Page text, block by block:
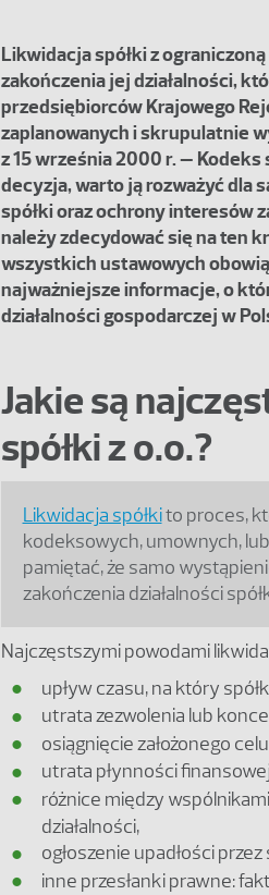
Likwidacja spółki z
zakończenia jej działalności,
przedsiębiorców Krajowego
zaplanowanych i skrupulatnie
z 15 września 2000 r. –
decyzja, warto ją rozważyć dla
spółki oraz ochrony interesów
należy zdecydować się na ten
wszystkich ustawowych
najważniejsze informacje, o
działalności gospodarczej w
Jakie są
spółki z o.o.?
Likwidacja spółkito proces,
kodeksowych, umownych,
pamiętać, że samo
zakończenia działalności
Najczęstszymi powodami
upływ czasu, na który
utrata zezwolenia lub
osiągnięcie założonego
utrata płynności
różnice między
działalności,
ogłoszenie upadłości
inne przesłanki prawne: